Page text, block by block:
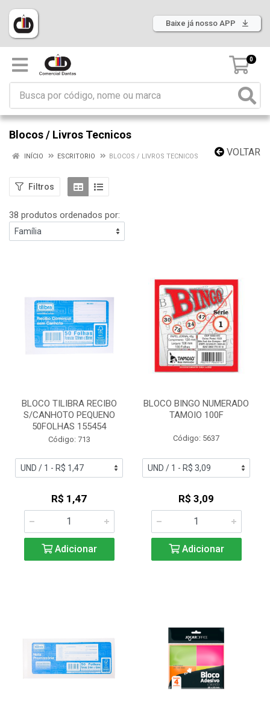
Baixe já nosso APP
0
Blocos / Livros Tecnicos
VOLTAR
INÍCIO ESCRITORIO BLOCOS / LIVROS TECNICOS
Filtros
38 produtos ordenados por:
BLOCO TILIBRA RECIBO
S/CANHOTO PEQUENO
50FOLHAS 155454
Código: 713
R$ 1,47
Adicionar
BLOCO BINGO NUMERADO
TAMOIO 100F
Código: 5637
R$ 3,09
Adicionar